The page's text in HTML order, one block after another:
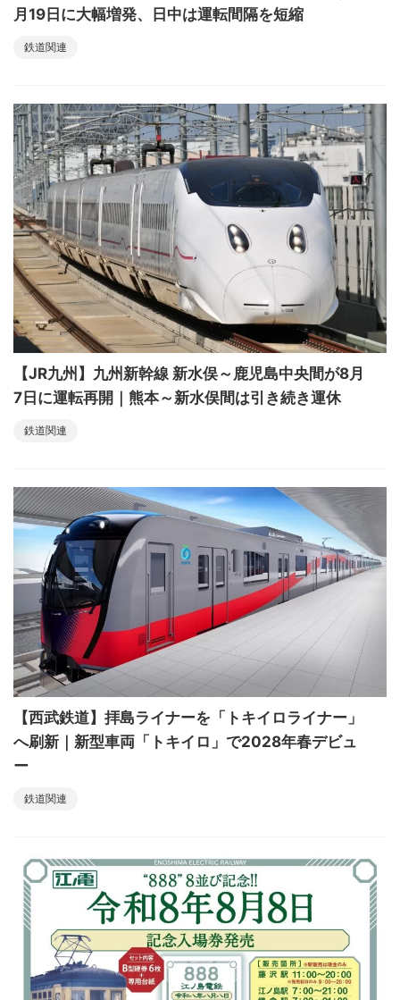
月19日に大幅増発、日中は運転間隔を短縮
鉄道関連
【JR九州】九州新幹線 新水俣～鹿児島中央間が8月
7日に運転再開｜熊本～新水俣間は引き続き運休
鉄道関連
【西武鉄道】拝島ライナーを「トキイロライナー」
へ刷新｜新型車両「トキイロ」で2028年春デビュ
ー
鉄道関連